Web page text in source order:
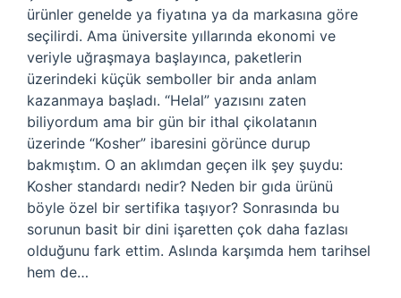
ürünler genelde ya fiyatına ya da markasına göre
seçilirdi. Ama üniversite yıllarında ekonomi ve
veriyle uğraşmaya başlayınca, paketlerin
üzerindeki küçük semboller bir anda anlam
kazanmaya başladı. “Helal” yazısını zaten
biliyordum ama bir gün bir ithal çikolatanın
üzerinde “Kosher” ibaresini görünce durup
bakmıştım. O an aklımdan geçen ilk şey şuydu:
Kosher standardı nedir? Neden bir gıda ürünü
böyle özel bir sertifika taşıyor? Sonrasında bu
sorunun basit bir dini işaretten çok daha fazlası
olduğunu fark ettim. Aslında karşımda hem tarihsel
hem de…